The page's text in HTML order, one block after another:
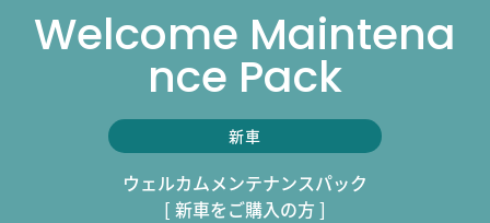
Welcome Maintena
nce Pack
新車
ウェルカムメンテナンスパック
[ 新車をご購入の方 ]